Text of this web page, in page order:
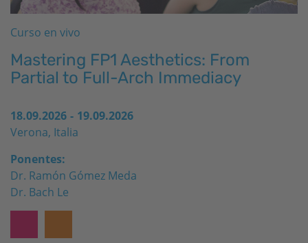
Curso en vivo
Mastering FP1 Aesthetics: From
Partial to Full-Arch Immediacy
18.09.2026 - 19.09.2026
Verona, Italia
Ponentes:
Dr. Ramón Gómez Meda
Dr. Bach Le